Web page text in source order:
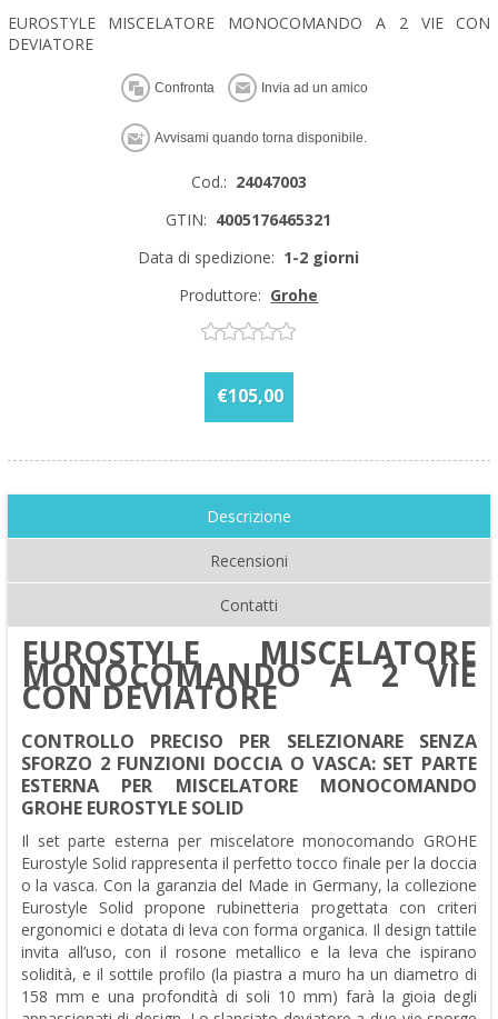
EUROSTYLE MISCELATORE MONOCOMANDO A 2 VIE CON
DEVIATORE
Cod.: 24047003
GTIN: 4005176465321
Data di spedizione: 1-2 giorni
Produttore: Grohe
€105,00
Descrizione
Recensioni
Contatti
EUROSTYLE MISCELATORE
MONOCOMANDO A 2 VIE
CON DEVIATORE
CONTROLLO PRECISO PER SELEZIONARE SENZA
SFORZO 2 FUNZIONI DOCCIA O VASCA: SET PARTE
ESTERNA PER MISCELATORE MONOCOMANDO
GROHE EUROSTYLE SOLID
Il set parte esterna per miscelatore monocomando GROHE
Eurostyle Solid rappresenta il perfetto tocco finale per la doccia
o la vasca. Con la garanzia del Made in Germany, la collezione
Eurostyle Solid propone rubinetteria progettata con criteri
ergonomici e dotata di leva con forma organica. Il design tattile
invita all’uso, con il rosone metallico e la leva che ispirano
solidità, e il sottile profilo (la piastra a muro ha un diametro di
158 mm e una profondità di soli 10 mm) farà la gioia degli